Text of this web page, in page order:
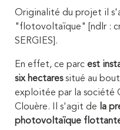
Originalité du projet il
"flotovoltaïque" [ndlr :
SERGIES].
En effet, ce parc est
six hectaressitué au bout
exploitée par la société
Clouère. Il s'agit de la
photovoltaïque